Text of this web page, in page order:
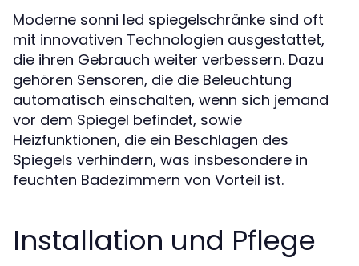
Moderne sonni led spiegelschränke sind oft
mit innovativen Technologien ausgestattet,
die ihren Gebrauch weiter verbessern. Dazu
gehören Sensoren, die die Beleuchtung
automatisch einschalten, wenn sich jemand
vor dem Spiegel befindet, sowie
Heizfunktionen, die ein Beschlagen des
Spiegels verhindern, was insbesondere in
feuchten Badezimmern von Vorteil ist.
Installation und Pflege